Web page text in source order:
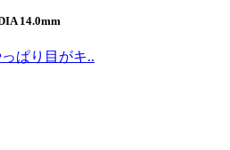
14.0mm
ぱり目がキ..